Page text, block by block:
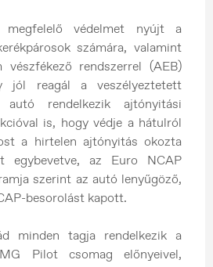
védelmet nyújt a
számára, valamint
vészfékező rendszerrel (AEB)
jól reagál a veszélyeztetett
autó rendelkezik ajtónyitási
is, hogy védje a hátulról
a hirtelen ajtónyitás okozta
egybevetve, az Euro NCAP
szerint az autó lenyűgöző,
besorolást kapott.
minden tagja rendelkezik a
Pilot csomag előnyeivel,